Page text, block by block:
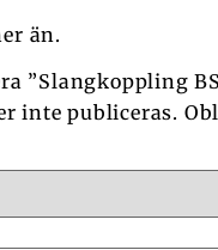
än.
”Slangkoppling
inte publiceras.